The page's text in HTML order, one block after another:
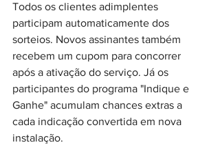
Todos os clientes adimplentes
participam automaticamente dos
sorteios. Novos assinantes também
recebem um cupom para concorrer
após a ativação do serviço. Já os
participantes do programa "Indique e
Ganhe" acumulam chances extras a
cada indicação convertida em nova
instalação.